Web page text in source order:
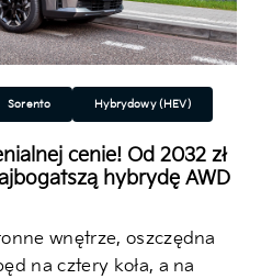
Sorento Hybrydowy (HEV)
cenie! Od 2032 zł
hybrydę AWD
wnętrze, oszczędna
na cztery koła, a na